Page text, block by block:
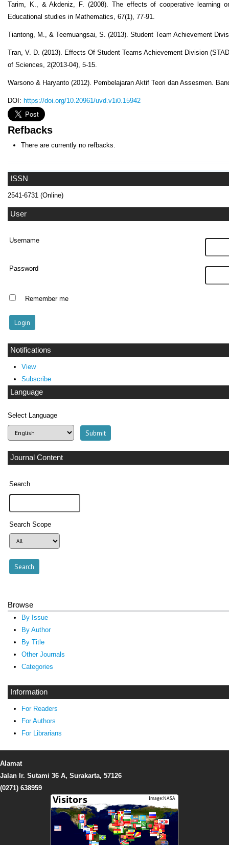
ISSN
2541-6731 (Online)
User
Username
Password
Remember me
Notifications
View
Subscribe
Language
Select Language
Journal Content
Search
Search Scope
Browse
By Issue
By Author
By Title
Other Journals
Categories
Information
For Readers
For Authors
For Librarians
Tarim, K., & Akdeniz, F. (2008). The effects of cooperative learning
Educational studies in Mathematics, 67(1), 77-91.
Tiantong, M., & Teemuangsai, S. (2013). Student Team Achievement
Tran, V. D. (2013). Effects Of Student Teams Achievement Division
of Sciences, 2(2013-04), 5-15.
Warsono & Haryanto (2012). Pembelajaran Aktif Teori dan Assesmen.
DOI: https://doi.org/10.20961/uvd.v1i0.15942
Refbacks
There are currently no refbacks.
Alamat
Jalan Ir. Sutami 36 A, Surakarta, 57126
(0271) 638959